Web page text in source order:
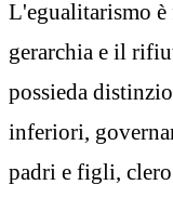
L'egualitarismo
gerarchia e il
possieda
inferiori,
padri e figli,